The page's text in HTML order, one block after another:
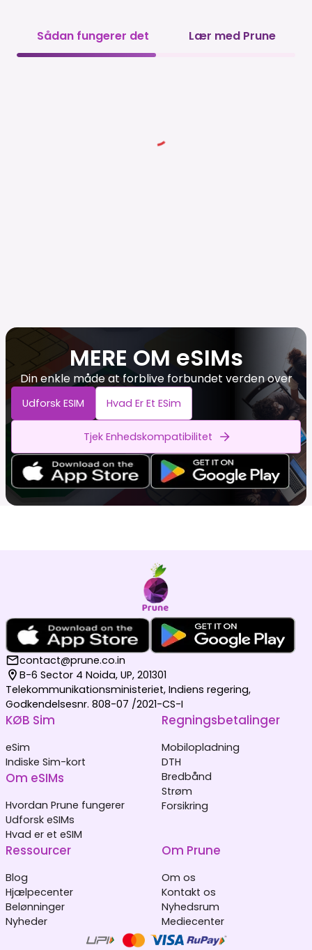
Sådan fungerer det Lær med Prune
MERE OM eSIMs
Din enkle måde at forblive forbundet verden over
Udforsk ESIM Hvad Er Et ESim
Tjek Enhedskompatibilitet
contact@prune.co.in
B-6 Sector 4 Noida, UP, 201301
Telekommunikationsministeriet, Indiens regering,
Godkendelsesnr. 808-07 /2021-CS-I
KØB Sim
eSim
Indiske Sim-kort
Om eSIMs
Hvordan Prune fungerer
Udforsk eSIMs
Hvad er et eSIM
Regningsbetalinger
Mobilopladning
DTH
Bredbånd
Strøm
Forsikring
Ressourcer
Blog
Hjælpecenter
Belønninger
Nyheder
Om Prune
Om os
Kontakt os
Nyhedsrum
Mediecenter